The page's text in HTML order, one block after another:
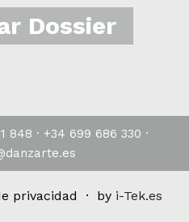
Dossier
848 · +34 699 686 330 ·
privacidad · by i-Tek.es